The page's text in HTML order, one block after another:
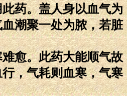
药。盖人身以血气为
潮聚一处为脓，若脏
愈。此药大能顺气故
，气耗则血寒，气寒